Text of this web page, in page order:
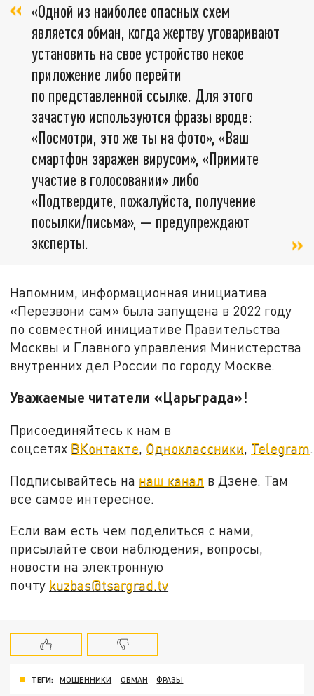
«Одной из наиболее опасных схем
является обман, когда жертву уговаривают
установить на свое устройство некое
приложение либо перейти
по представленной ссылке. Для этого
зачастую используются фразы вроде:
«Посмотри, это же ты на фото», «Ваш
смартфон заражен вирусом», «Примите
участие в голосовании» либо
«Подтвердите, пожалуйста, получение
посылки/письма», — предупреждают
эксперты.
Напомним, информационная инициатива
«Перезвони сам» была запущена в 2022 году
по совместной инициативе Правительства
Москвы и Главного управления Министерства
внутренних дел России по городу Москве.
Уважаемые читатели «Царьграда»!
Присоединяйтесь к нам в
соцсетях ВКонтакте, Одноклассники, Telegram.
Подписывайтесь на наш канал в Дзене. Там
все самое интересное.
Если вам есть чем поделиться с нами,
присылайте свои наблюдения, вопросы,
новости на электронную
почту kuzbas@tsargrad.tv
ТЕГИ: МОШЕННИКИ ОБМАН ФРАЗЫ